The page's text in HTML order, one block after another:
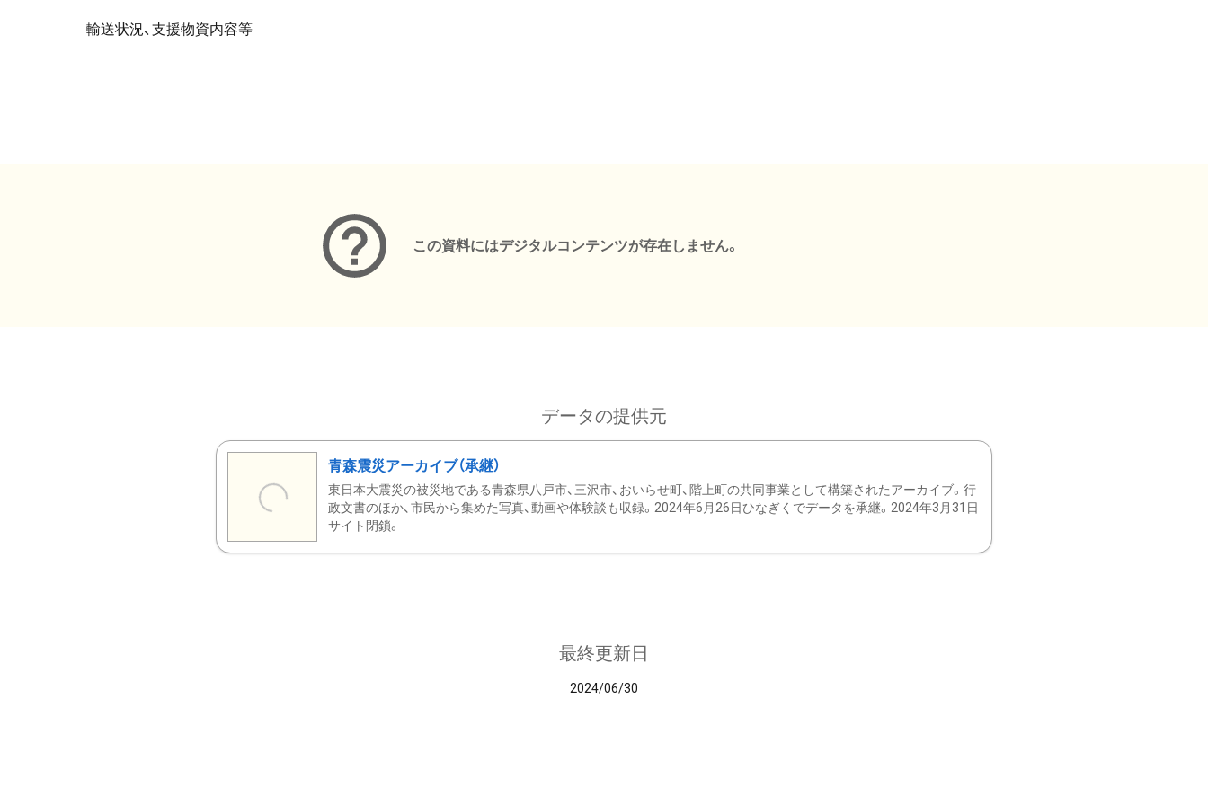
輸送状況、支援物資内容等
この資料にはデジタルコンテンツが存在しません。
データの提供元
青森震災アーカイブ（承継）
東日本大震災の被災地である青森県八戸市、三沢市、おいらせ町、階上町の共同事業として構築されたアーカイブ。行
政文書のほか、市民から集めた写真、動画や体験談も収録。2024年6月26日ひなぎくでデータを承継。2024年3月31日
サイト閉鎖。
最終更新日
2024/06/30